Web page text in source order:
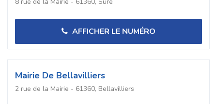
AFFICHER LE NUMÉRO
Mairie De Bellavilliers
2 rue de la Mairie - 61360, Bellavilliers